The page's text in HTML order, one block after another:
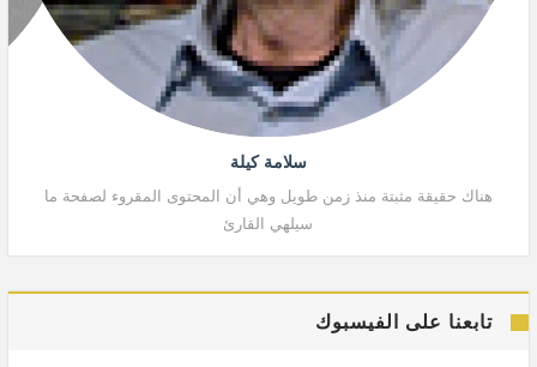
سلامة كيلة
هناك حقيقة مثبتة منذ زمن طويل وهي أن المحتوى المقروء لصفحة ما
سيلهي القارئ
تابعنا على الفيسبوك